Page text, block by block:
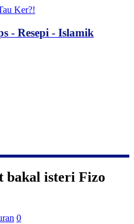
- Resepi - Islamik
bakal isteri Fizo
0